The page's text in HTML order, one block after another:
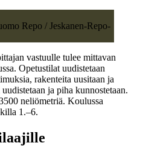
Repo / Jeskanen-Repo-
vastuulle tulee mittavan
Opetustilat uudistetaan
rakenteita uusitaan ja
ja piha kunnostetaan.
neliömetriä. Koulussa
1.–6.